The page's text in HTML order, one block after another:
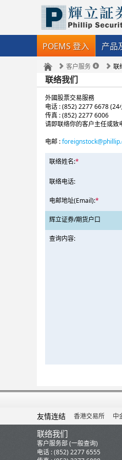
POEMS 登入 产品
客户服务 联
联络我们
外國股票交易服務
电话 : (852) 2277 6678 (24
传真 : (852) 2277 6006
请即联络你的客户主任或致
电邮 :
联络姓名:*
联络电话:
电邮地址(Email):*
辉立证券/期货户口
查询内容:
友情连结 香港交易所 中
联络我们
客户服务部 (一般查询)
电话 : (852) 2277 6555